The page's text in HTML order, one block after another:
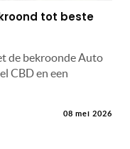
tot beste
de bekroonde Auto
CBD en een
08 mei 2026